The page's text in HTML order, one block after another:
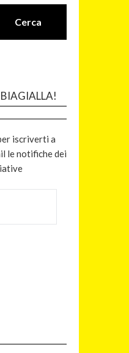
iscriverti a
le notifiche dei